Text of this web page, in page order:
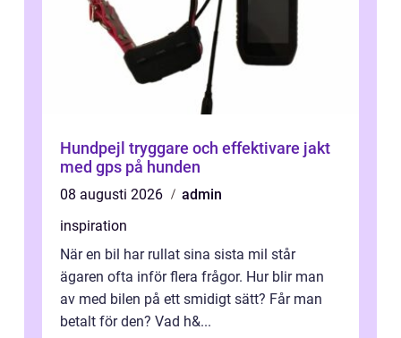
Hundpejl tryggare och effektivare jakt
med gps på hunden
08 augusti 2026
admin
inspiration
När en bil har rullat sina sista mil står
ägaren ofta inför flera frågor. Hur blir man
av med bilen på ett smidigt sätt? Får man
betalt för den? Vad h&...